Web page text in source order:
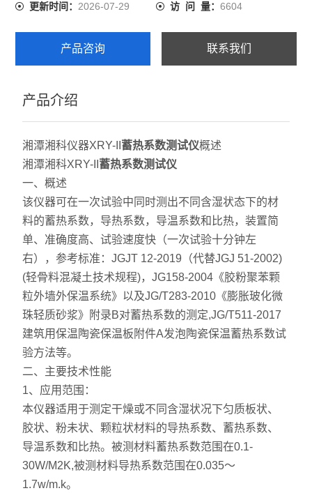
更新时间：2026-07-29 访 问 量： 6604
产品咨询 联系我们
产品介绍
湘潭湘科仪器XRY-II 蓄热系数测试仪概述
湘潭湘科XRY-II 蓄热系数测试仪
一、概述
该仪器可在一次试验中同时测出不同含湿状态下的材
料的蓄热系数，导热系数，导温系数和比热，装置简
单、准确度高、试验速度快（一次试验十分钟左
右），参考标准：JGJT 12-2019（代替JGJ 51-2002)
(轻骨料混凝土技术规程)，JG158-2004《胶粉聚苯颗
粒外墙外保温系统》以及JG/T283-2010《膨胀玻化微
珠轻质砂浆》附录B对蓄热系数的测定,JG/T511-2017
建筑用保温陶瓷保温板附件A发泡陶瓷保温蓄热系数试
验方法等。
二、主要技术性能
1、应用范围：
本仪器适用于测定干燥或不同含湿状况下匀质板状、
胶状、粉未状、颗粒状材料的导热系数、蓄热系数、
导温系数和比热。被测材料蓄热系数范围在0.1-
30W/M2K,被测材料导热系数范围在0.035～
1.7w/m.k。